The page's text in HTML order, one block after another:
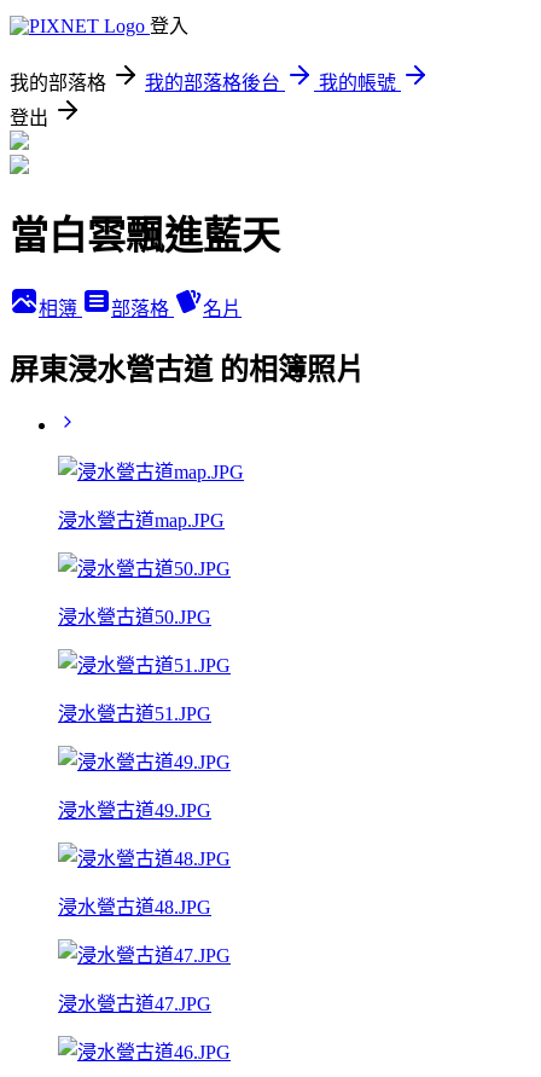
登入
我的部落格 我的部落格後台
我的帳號
登出
當白雲飄進藍天
相簿 部落格 名片
屏東浸水營古道 的相簿照片
浸水營古道map.JPG
浸水營古道50.JPG
浸水營古道51.JPG
浸水營古道49.JPG
浸水營古道48.JPG
浸水營古道47.JPG